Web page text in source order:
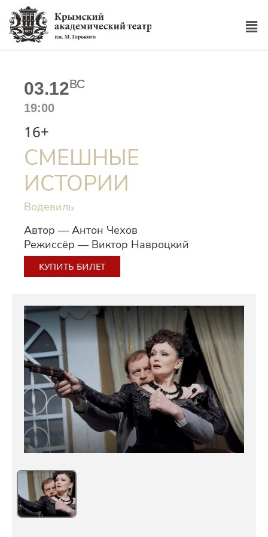
03.12ВС
19:00
16+
КУПИТЬ БИЛЕТ
Автор — Антон Чехов
Режиссёр — Виктор Навроцкий
СМЕШНЫЕ
ИСТОРИИ
Водевиль